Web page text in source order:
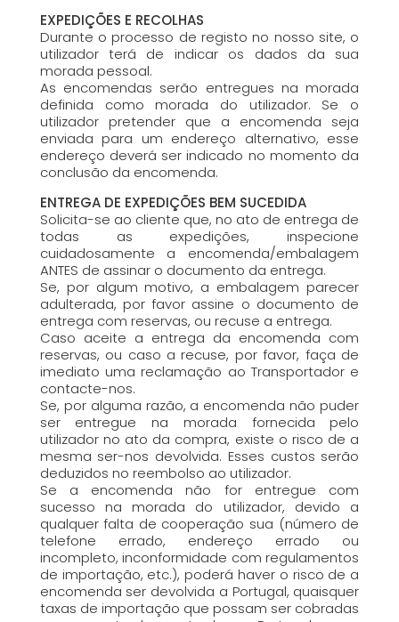
EXPEDIÇÕES E RECOLHAS
Durante o processo de registo no nosso site, o
utilizador terá de indicar os dados da sua
morada pessoal.
As encomendas serão entregues na morada
definida como morada do utilizador. Se o
utilizador pretender que a encomenda seja
enviada para um endereço alternativo, esse
endereço deverá ser indicado no momento da
conclusão da encomenda.
ENTREGA DE EXPEDIÇÕES BEM SUCEDIDA
Solicita-se ao cliente que, no ato de entrega de
todas as expedições, inspecione
cuidadosamente a encomenda/embalagem
ANTES de assinar o documento da entrega.
Se, por algum motivo, a embalagem parecer
adulterada, por favor assine o documento de
entrega com reservas, ou recuse a entrega.
Caso aceite a entrega da encomenda com
reservas, ou caso a recuse, por favor, faça de
imediato uma reclamação ao Transportador e
contacte-nos.
Se, por alguma razão, a encomenda não puder
ser entregue na morada fornecida pelo
utilizador no ato da compra, existe o risco de a
mesma ser-nos devolvida. Esses custos serão
deduzidos no reembolso ao utilizador.
Se a encomenda não for entregue com
sucesso na morada do utilizador, devido a
qualquer falta de cooperação sua (número de
telefone errado, endereço errado ou
incompleto, inconformidade com regulamentos
de importação, etc.), poderá haver o risco de a
encomenda ser devolvida a Portugal, quaisquer
taxas de importação que possam ser cobradas